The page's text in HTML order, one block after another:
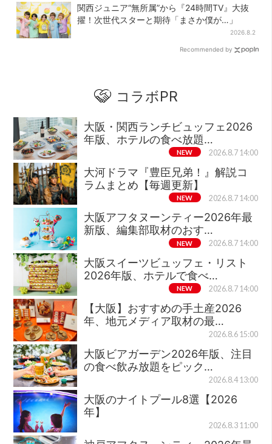
関西ジュニア“無所属”から『24時間TV』大抜
擢！次世代スターと期待「まさか僕が…」
2026.8.2
Recommended by
コラボPR
大阪・関西ランチビュッフェ2026
年版、ホテルの食べ放題…
NEW 2026.8.7 14:00
大河ドラマ『豊臣兄弟！』解説コ
ラムまとめ【毎週更新】
NEW 2026.8.7 14:00
大阪アフタヌーンティー2026年最
新版、編集部取材のおす…
NEW 2026.8.7 14:00
大阪スイーツビュッフェ・リスト
2026年版、ホテルで食べ…
NEW 2026.8.7 14:00
【大阪】おすすめの手土産2026
年、地元メディア取材の最…
2026.8.6 15:00
大阪ビアガーデン2026年版、注目
の食べ飲み放題をピック…
2026.8.4 13:00
大阪のナイトプール8選【2026
年】
2026.8.3 11:00